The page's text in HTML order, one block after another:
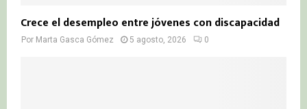
Crece el desempleo entre jóvenes con discapacidad
Por Marta Gasca Gómez 5 agosto, 2026 0